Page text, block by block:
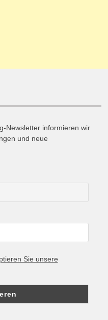
Newsletter informieren wir
und neue
Sie unsere